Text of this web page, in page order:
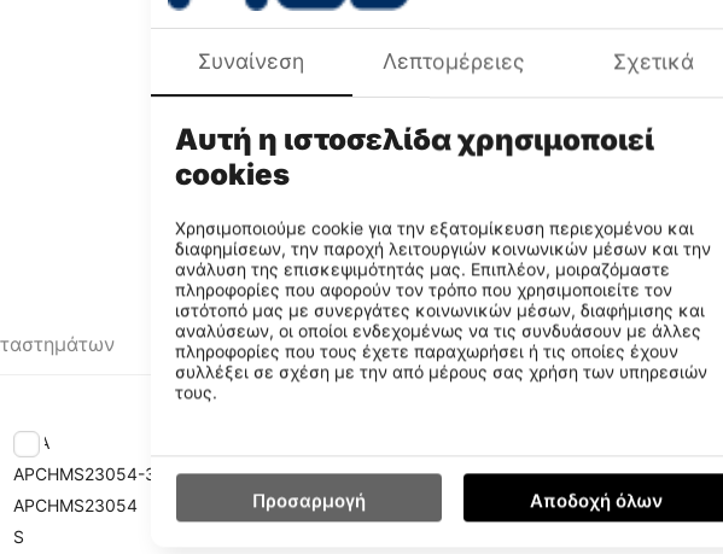
FILA
APCHMS23054-330
APCHMS23054
S
Συναίνεση Λεπτομέρειες Σχετικά
Αυτή η ιστοσελίδα χρησιμοποιεί
cookies
Χρησιμοποιούμε cookie για την εξατομίκευση περιεχομένου και
διαφημίσεων, την παροχή λειτουργιών κοινωνικών μέσων και την
ανάλυση της επισκεψιμότητάς μας. Επιπλέον, μοιραζόμαστε
πληροφορίες που αφορούν τον τρόπο που χρησιμοποιείτε τον
ιστότοπό μας με συνεργάτες κοινωνικών μέσων, διαφήμισης και
αναλύσεων, οι οποίοι ενδεχομένως να τις συνδυάσουν με άλλες
πληροφορίες που τους έχετε παραχωρήσει ή τις οποίες έχουν
συλλέξει σε σχέση με την από μέρους σας χρήση των υπηρεσιών
τους.
Προσαρμογή Αποδοχή όλων